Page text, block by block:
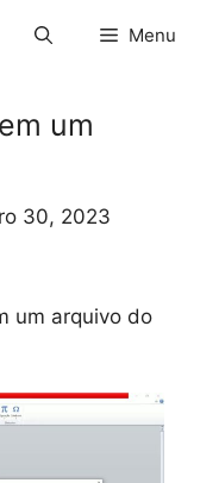
Menu
um
30, 2023
um arquivo do